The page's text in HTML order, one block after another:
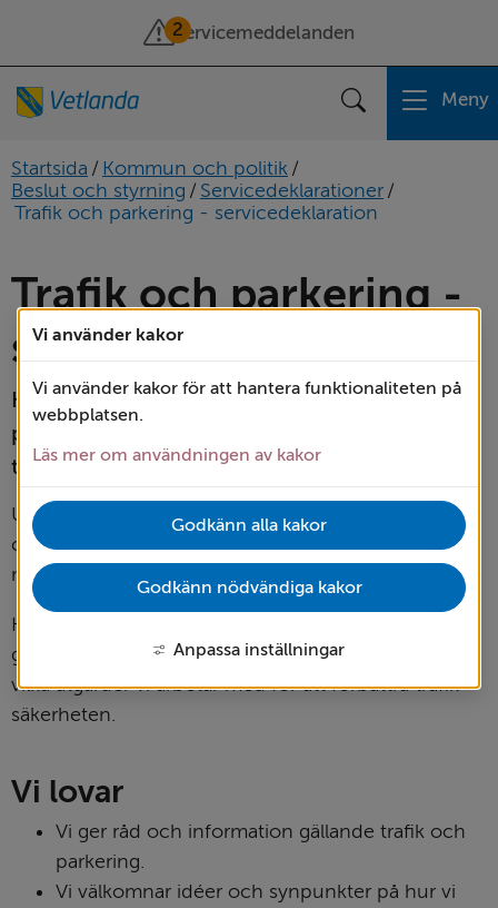
Vi använder kakor
Vi använder kakor för att hantera funktionaliteten på
webbplatsen.
Läs mer om användningen av kakor
Godkänn alla kakor
Godkänn nödvändiga kakor
Anpassa inställningar
2
Servicemeddelanden
Sök Meny
Startsida / Kommun och politik /
Beslut och styrning / Servicedeklarationer /
Trafik och parkering - servicedeklaration
Trafik och parkering -
servicedeklaration
Kommunens uppdrag inom trafik och
parkering är att få en bra tillgänglighet,
trafiksäkerhet och boendemiljö i våra tätorter.
Utvecklingen av kommunens gator, gång- och
cykelvägar och parkeringsplatser gör vi samordnat
med kommunens översikts- och detaljplaner.
Kommunens trafiksäkerhetsprogram uppdateras en
gång per mandatperiod. I programmet redovisas
vilka åtgärder vi arbetar med för att förbättra trafik­
säkerheten.
Vi lovar
Vi ger råd och information gällande trafik och
parkering.
Vi välkomnar idéer och synpunkter på hur vi